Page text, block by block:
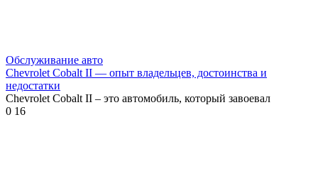
Обслуживание авто
Chevrolet Cobalt II — опыт владельцев, достоинства и
недостатки
Chevrolet Cobalt II – это автомобиль, который завоевал
0 16